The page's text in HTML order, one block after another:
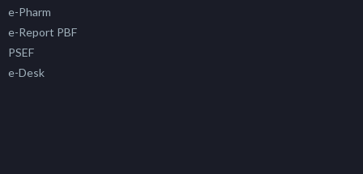
e-Pharm
e-Report PBF
PSEF
e-Desk